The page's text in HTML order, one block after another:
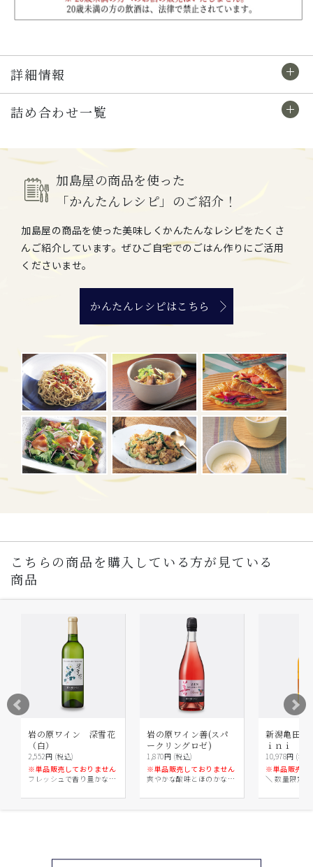
詳細情報
詰め合わせ一覧
加島屋の商品を使った
「かんたんレシピ」のご紹介！
加島屋の商品を使った美味しくかんたんなレシピをたくさ
んご紹介しています。ぜひご自宅でのごはん作りにご活用
くださいませ。
かんたんレシピはこちら
こちらの商品を購入している方が見ている
商品
岩の原ワイン 深雪花
（白）
2,552円 (税込)
※単品販売しておりません
フレッシュで香り豊かなワ
岩の原ワイン善(スパ
ークリングロゼ)
1,870円 (税込)
※単品販売しておりません
爽やかな酸味とほのかな甘
新潟亀田蒸
ｉｎｉ
10,978円 (税
※単品販売し
＼ 数量限定